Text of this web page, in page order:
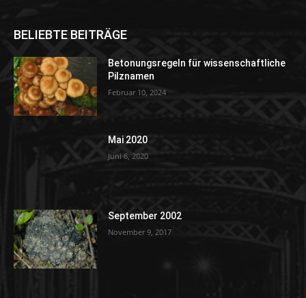
BELIEBTE BEITRÄGE
Betonungsregeln für wissenschaftliche
Pilznamen
Februar 10, 2024
Mai 2020
Juni 6, 2020
September 2002
November 9, 2017